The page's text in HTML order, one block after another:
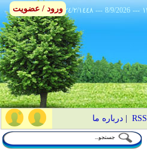
٢٤/٢/١٤٤٨ --- 8/9/2026 ---
RSS
|درباره ما
ورود / عضویت